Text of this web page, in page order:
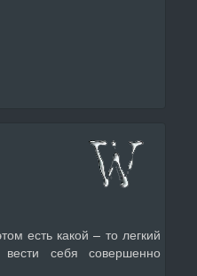
есть какой – то легкий
вести себя совершенно